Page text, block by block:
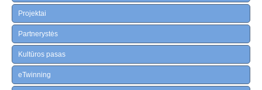
Projektai
Partnerystės
Kultūros pasas
eTwinning